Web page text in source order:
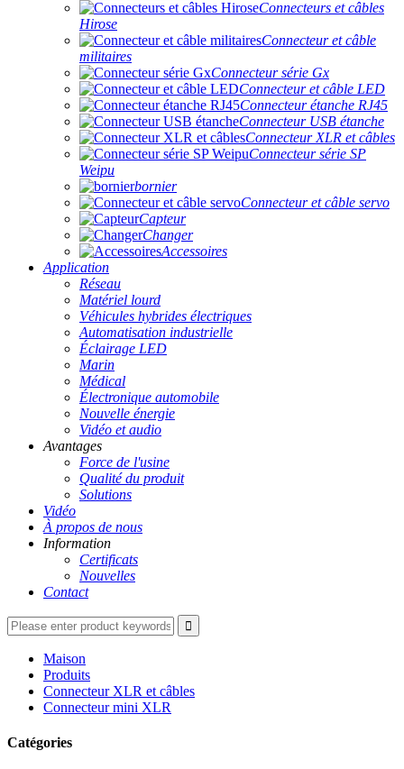
Connecteurs et câbles
Hirose
Connecteur et câble
militaires
Connecteur série Gx
Connecteur et câble LED
Connecteur étanche RJ45
Connecteur USB étanche
Connecteur XLR et câbles
Connecteur série SP
Weipu
bornier
Connecteur et câble servo
Capteur
Changer
Accessoires
Application
Réseau
Matériel lourd
Véhicules hybrides électriques
Automatisation industrielle
Éclairage LED
Marin
Médical
Électronique automobile
Nouvelle énergie
Vidéo et audio
Avantages
Force de l'usine
Qualité du produit
Solutions
Vidéo
À propos de nous
Information
Certificats
Nouvelles
Contact
Maison
Produits
Connecteur XLR et câbles
Connecteur mini XLR
Catégories